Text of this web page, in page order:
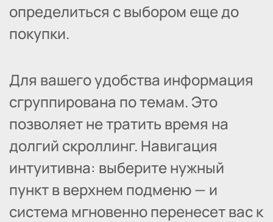
определиться с выбором еще до
покупки.
Для вашего удобства информация
сгруппирована по темам. Это
позволяет не тратить время на
долгий скроллинг. Навигация
интуитивна: выберите нужный
пункт в верхнем подменю — и
система мгновенно перенесет вас к